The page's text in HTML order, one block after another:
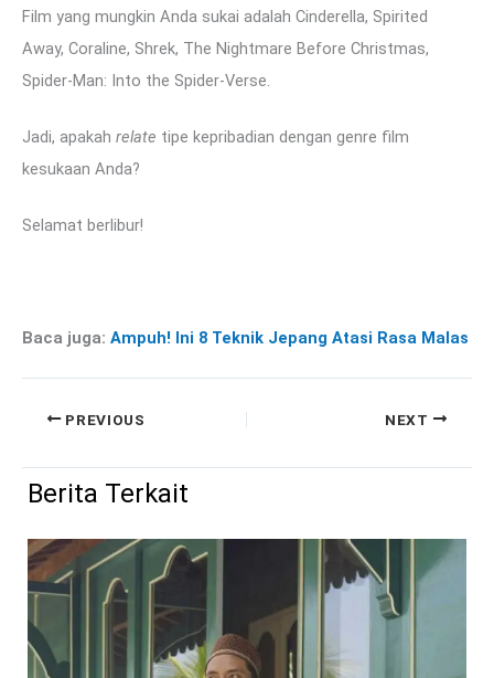
Film yang mungkin Anda sukai adalah Cinderella, Spirited
Away, Coraline, Shrek, The Nightmare Before Christmas,
Spider-Man: Into the Spider-Verse.
Jadi, apakah relate tipe kepribadian dengan genre film
kesukaan Anda?
Selamat berlibur!
Baca juga: Ampuh! Ini 8 Teknik Jepang Atasi Rasa Malas
PREVIOUS NEXT
Berita Terkait